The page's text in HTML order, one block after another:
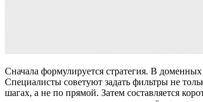
Сначала формулируется стратегия. В
Специалисты советуют задать фильтры не
шагах, а не по прямой. Затем составляется